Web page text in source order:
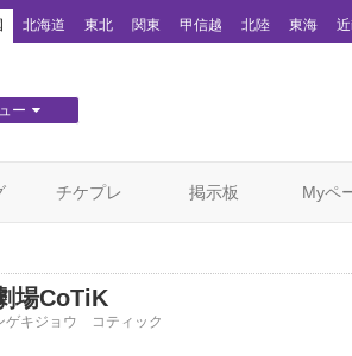
北海道 東北 関東 甲信越 北陸 東海
ー
チケプレ 掲示板 Myペ
場CoTiK
ゲキジョウ コティック